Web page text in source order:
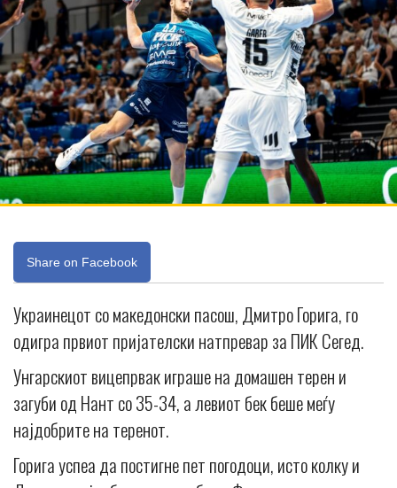
Share on Facebook
Украинецот со македонски пасош, Дмитро Горига, го
одигра првиот пријателски натпревар за ПИК Сегед.
Унгарскиот вицепрвак играше на домашен терен и
загуби од Нант со 35-34, а левиот бек беше меѓу
најдобрите на теренот.
Горига успеа да постигне пет погодоци, исто колку и